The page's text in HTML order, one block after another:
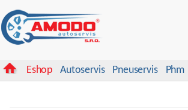
Eshop Autoservis Pneuservis Phm